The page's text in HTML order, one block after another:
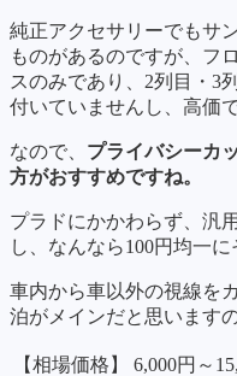
純正アクセサリーでもサ
ものがあるのですが、フ
スのみであり、2列目・3
付いていませんし、高価で
なので、 プライバシーカ
方がおすすめですね。
プラドにかかわらず、汎
し、なんなら100円均一
車内から車以外の視線を
泊がメインだと思います
【相場価格】 6,000円～